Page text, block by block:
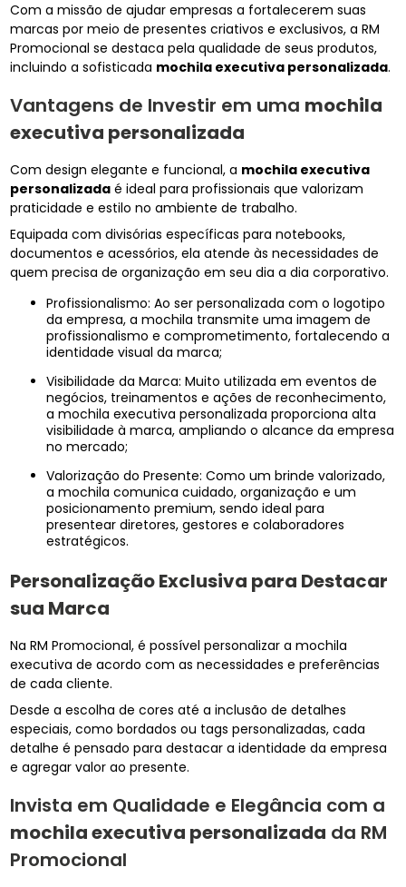
Com a missão de ajudar empresas a fortalecerem suas
marcas por meio de presentes criativos e exclusivos, a RM
Promocional se destaca pela qualidade de seus produtos,
incluindo a sofisticada mochila executiva personalizada.
Vantagens de Investir em uma mochila
executiva personalizada
Com design elegante e funcional, a mochila executiva
personalizada é ideal para profissionais que valorizam
praticidade e estilo no ambiente de trabalho.
Equipada com divisórias específicas para notebooks,
documentos e acessórios, ela atende às necessidades de
quem precisa de organização em seu dia a dia corporativo.
Profissionalismo: Ao ser personalizada com o logotipo
da empresa, a mochila transmite uma imagem de
profissionalismo e comprometimento, fortalecendo a
identidade visual da marca;
Visibilidade da Marca: Muito utilizada em eventos de
negócios, treinamentos e ações de reconhecimento,
a mochila executiva personalizada proporciona alta
visibilidade à marca, ampliando o alcance da empresa
no mercado;
Valorização do Presente: Como um brinde valorizado,
a mochila comunica cuidado, organização e um
posicionamento premium, sendo ideal para
presentear diretores, gestores e colaboradores
estratégicos.
Personalização Exclusiva para Destacar
sua Marca
Na RM Promocional, é possível personalizar a mochila
executiva de acordo com as necessidades e preferências
de cada cliente.
Desde a escolha de cores até a inclusão de detalhes
especiais, como bordados ou tags personalizadas, cada
detalhe é pensado para destacar a identidade da empresa
e agregar valor ao presente.
Invista em Qualidade e Elegância com a
mochila executiva personalizada da RM
Promocional